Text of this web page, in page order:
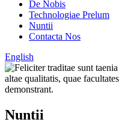
De Nobis
Technologiae Prelum
Nuntii
Contacta Nos
English
Nuntii